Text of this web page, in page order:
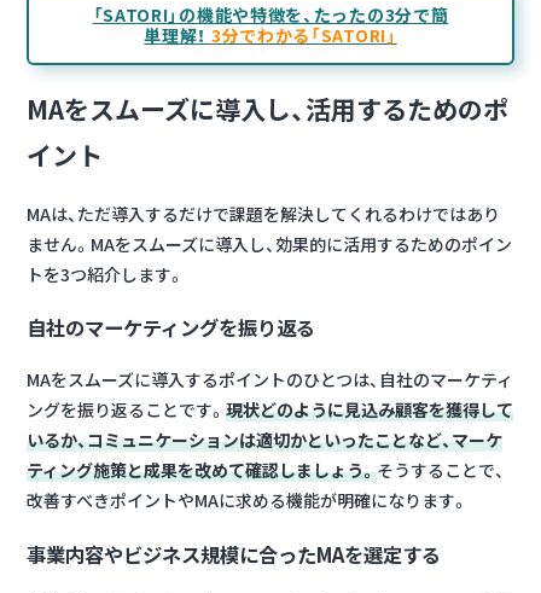
「SATORI」の機能や特徴を、たったの3分で簡
単理解！ 3分でわかる「SATORI」
MAをスムーズに導入し、活用するためのポ
イント
MAは、ただ導入するだけで課題を解決してくれるわけではあり
ません。MAをスムーズに導入し、効果的に活用するためのポイン
トを3つ紹介します。
自社のマーケティングを振り返る
MAをスムーズに導入するポイントのひとつは、自社のマーケティ
ングを振り返ることです。 現状どのように見込み顧客を獲得して
いるか、コミュニケーションは適切かといったことなど、マーケ
ティング施策と成果を改めて確認しましょう。そうすることで、
改善すべきポイントやMAに求める機能が明確になります。
事業内容やビジネス規模に合ったMAを選定する